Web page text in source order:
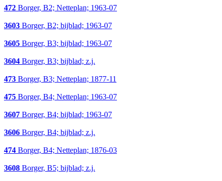
472 Borger, B2; Netteplan; 1963-07
3603 Borger, B2; bijblad; 1963-07
3605 Borger, B3; bijblad; 1963-07
3604 Borger, B3; bijblad; z.j.
473 Borger, B3; Netteplan; 1877-11
475 Borger, B4; Netteplan; 1963-07
3607 Borger, B4; bijblad; 1963-07
3606 Borger, B4; bijblad; z.j.
474 Borger, B4; Netteplan; 1876-03
3608 Borger, B5; bijblad; z.j.